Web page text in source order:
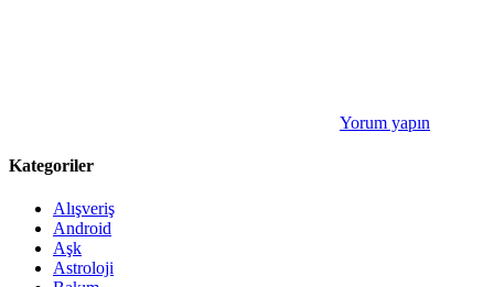
Yorum yapın
Kategoriler
Alışveriş
Android
Aşk
Astroloji